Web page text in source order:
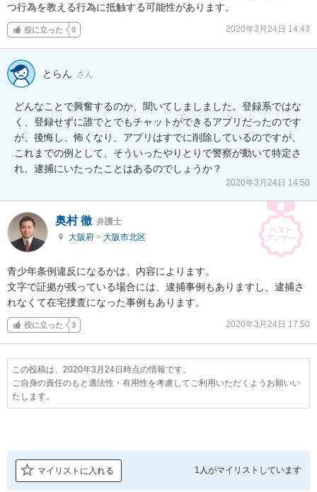
つ行為を教える行為に抵触する可能性があります。
役に立った 0 2020年3月24日 14:43
とらん さん
どんなことで興奮するのか、聞いてしましました。登録系ではな
く、登録せずに誰でとでもチャットができるアプリだったのです
が、後悔し、怖くなり、アプリはすでに削除しているのですが、
これまでの例として、そういったやりとりで警察が動いて特定さ
れ、逮捕にいたったことはあるのでしょうか？
2020年3月24日 14:50
奥村 徹 弁護士
大阪府 > 大阪市北区
青少年条例違反になるかは、内容によります。
文字で証拠が残っている場合には、逮捕事例もありますし、逮捕さ
れなくて在宅捜査になった事例もあります。
役に立った 3 2020年3月24日 17:50
この投稿は、2020年3月24日時点の情報です。
ご自身の責任のもと適法性・有用性を考慮してご利用いただくようお願いい
たします。
マイリストに入れる 1人がマイリストしています